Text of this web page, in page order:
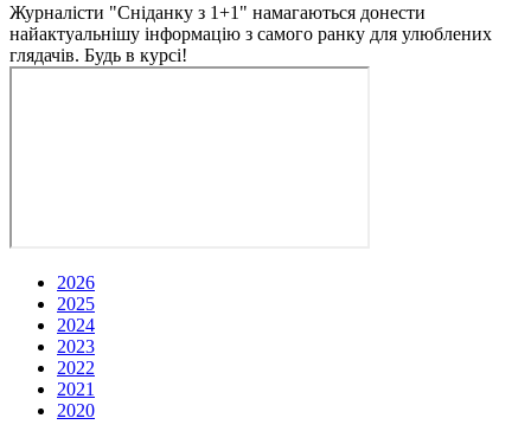
Журналісти "Сніданку з 1+1" намагаються донести
найактуальнішу інформацію з самого ранку для улюблених
глядачів. Будь в курсі!
2026
2025
2024
2023
2022
2021
2020